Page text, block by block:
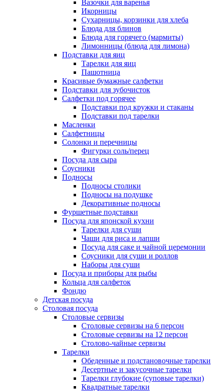
Вазочки для варенья
Икорницы
Сухарницы, корзинки для хлеба
Блюда для блинов
Блюда для горячего (мармиты)
Лимонницы (блюда для лимона)
Подставки для яиц
Тарелки для яиц
Пашотница
Красивые бумажные салфетки
Подставки для зубочисток
Салфетки под горячее
Подставки под кружки и стаканы
Подставки под тарелки
Масленки
Салфетницы
Солонки и перечницы
Фигурки соль/перец
Посуда для сыра
Соусники
Подносы
Подносы столики
Подносы на подушке
Декоративные подносы
Фуршетные подставки
Посуда для японской кухни
Тарелки для суши
Чаши для риса и лапши
Посуда для саке и чайной церемонии
Соусники для суши и роллов
Наборы для суши
Посуда и приборы для рыбы
Кольца для салфеток
Фондю
Детская посуда
Столовая посуда
Столовые сервизы
Столовые сервизы на 6 персон
Столовые сервизы на 12 персон
Столово-чайные сервизы
Тарелки
Обеденные и подстановочные тарелки
Десертные и закусочные тарелки
Тарелки глубокие (суповые тарелки)
Квадратные тарелки